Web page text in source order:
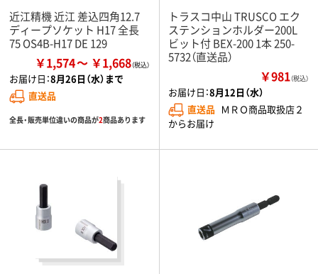
近江精機 近江 差込四角12.7
ディープソケット H17 全長
75 OS4B-H17 DE 129
￥1,574 ￥1,668
お届け日：8月26日（水）まで
直送品
全長・販売単位違いの商品が2商品あります
トラスコ中山 TRUSCO エク
ステンションホルダー200L
ビット付 BEX-200 1本 250-
5732（直送品）
￥981（税込）
お届け日：8月12日（水）
直送品 ＭＲＯ商品取扱店２
からお届け